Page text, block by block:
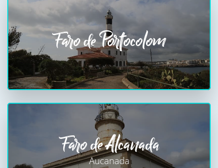
Faro de Portocolom
Faro de Alcanada
Aucanada